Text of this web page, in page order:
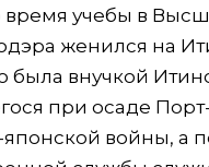
время учебы в
женился на
внучкой
при осаде
войны, а